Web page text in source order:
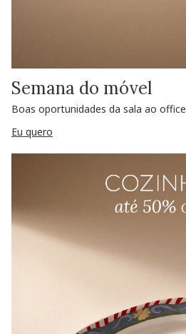
Semana do móvel
Boas oportunidades da sala ao office
Eu quero